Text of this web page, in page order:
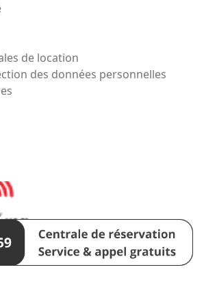
de location
des données personnelles